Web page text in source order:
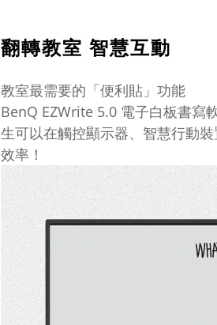
翻轉教室 智慧互動
教室最需要的「便利貼」功能
BenQ EZWrite 5.0 電子白板書寫
生可以在觸控顯示器、智慧行動
效率！